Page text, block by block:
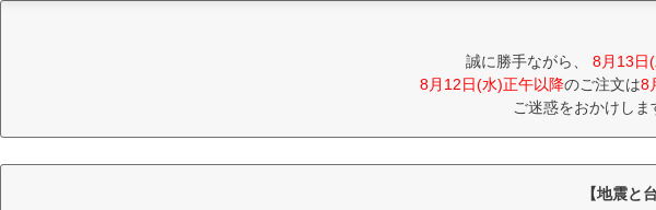
誠に勝手ながら、 8月13日
8月12日(水)正午以降のご注文は8
ご迷惑をおかけしま
【地震と